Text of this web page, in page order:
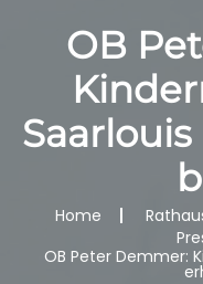
OB
Home
OB Peter Demmer: